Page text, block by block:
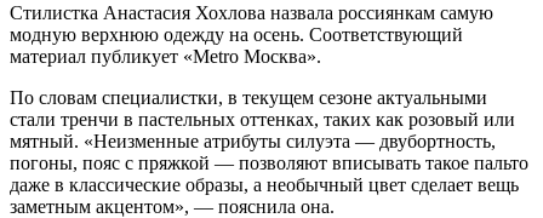
Стилистка Анастасия Хохлова назвала россиянкам самую
модную верхнюю одежду на осень. Соответствующий
материал публикует «Metro Москва».
По словам специалистки, в текущем сезоне актуальными
стали тренчи в пастельных оттенках, таких как розовый или
мятный. «Неизменные атрибуты силуэта — двубортность,
погоны, пояс с пряжкой — позволяют вписывать такое пальто
даже в классические образы, а необычный цвет сделает вещь
заметным акцентом», — пояснила она.